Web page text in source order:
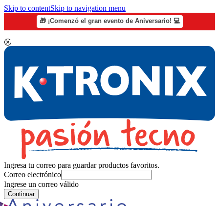
Skip to contentSkip to navigation menu
🎁 ¡Comenzó el gran evento de Aniversario! 💻
Ingresa tu correo para guardar productos favoritos.
Correo electrónico
Ingrese un correo válido
Continuar